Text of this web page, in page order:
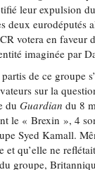
leur expulsion
deux eurodéputés
votera en
imaginée par
de ce groupe
sur la
duGuardian du 8
le « Brexin », 4
Syed Kamall.
et qu’elle ne
groupe,